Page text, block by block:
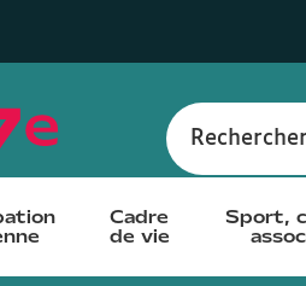
Rechercher
Cadre
de vie
Sport,